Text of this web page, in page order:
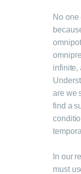
No one
infinite,
are we
find a
In our
must